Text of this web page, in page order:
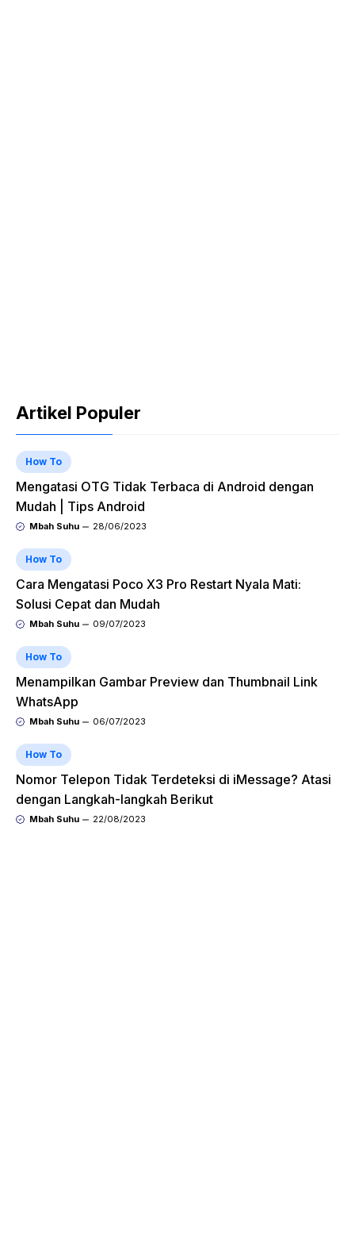
Artikel Populer
How To
Mengatasi OTG Tidak Terbaca di Android dengan
Mudah | Tips Android
Mbah Suhu 28/06/2023
How To
Cara Mengatasi Poco X3 Pro Restart Nyala Mati:
Solusi Cepat dan Mudah
Mbah Suhu 09/07/2023
How To
Menampilkan Gambar Preview dan Thumbnail Link
WhatsApp
Mbah Suhu 06/07/2023
How To
Nomor Telepon Tidak Terdeteksi di iMessage? Atasi
dengan Langkah-langkah Berikut
Mbah Suhu 22/08/2023